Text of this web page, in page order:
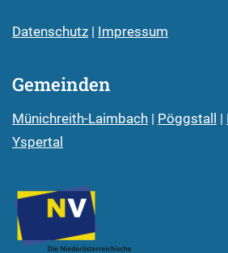
Datenschutz | Impressum
Gemeinden
Münichreith-Laimbach Pöggstall
Yspertal